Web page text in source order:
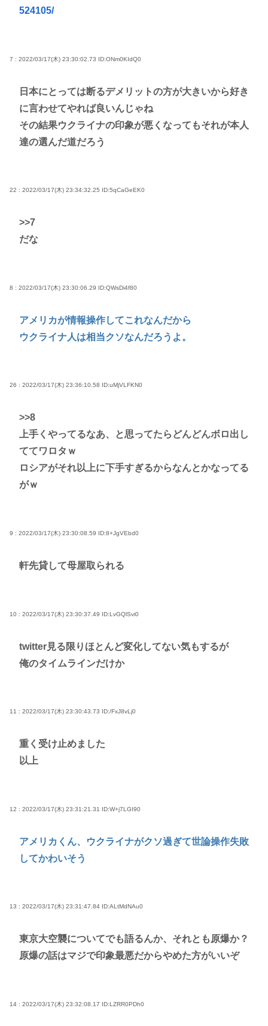
524105/
7 : 2022/03/17(木) 23:30:02.73 ID:ONm0KIdQ0
日本にとっては断るデメリットの方が大きいから好き
に言わせてやれば良いんじゃね
その結果ウクライナの印象が悪くなってもそれが本人
達の選んだ道だろう
22 : 2022/03/17(木) 23:34:32.25 ID:5qCaGeEK0
>>7
だな
8 : 2022/03/17(木) 23:30:06.29 ID:QWsDi4f80
アメリカが情報操作してこれなんだから
ウクライナ人は相当クソなんだろうよ。
26 : 2022/03/17(木) 23:36:10.58 ID:uMjVLFKN0
>>8
上手くやってるなあ、と思ってたらどんどんボロ出し
ててワロタｗ
ロシアがそれ以上に下手すぎるからなんとかなってる
がｗ
9 : 2022/03/17(木) 23:30:08.59 ID:8+JgVEbd0
軒先貸して母屋取られる
10 : 2022/03/17(木) 23:30:37.49 ID:LvGQlSvi0
twitter見る限りほとんど変化してない気もするが
俺のタイムラインだけか
11 : 2022/03/17(木) 23:30:43.73 ID:/FxJ8vLj0
重く受け止めました
以上
12 : 2022/03/17(木) 23:31:21.31 ID:W+j7LGI90
アメリカくん、ウクライナがクソ過ぎて世論操作失敗
してかわいそう
13 : 2022/03/17(木) 23:31:47.84 ID:ALtMdNAu0
東京大空襲についてでも語るんか、それとも原爆か？
原爆の話はマジで印象最悪だからやめた方がいいぞ
14 : 2022/03/17(木) 23:32:08.17 ID:LZRR0PDh0